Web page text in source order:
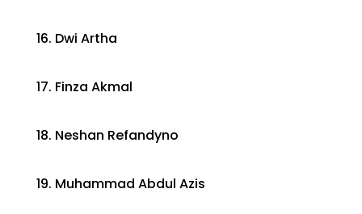
16. Dwi Artha
17. Finza Akmal
18. Neshan Refandyno
19. Muhammad Abdul Azis